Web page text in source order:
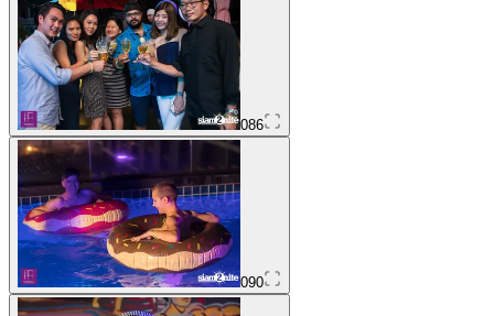
086
090